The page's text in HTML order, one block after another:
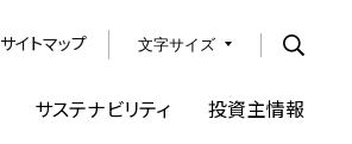
サイトマップ 文字サイズ
サステナビリティ 投資主情報